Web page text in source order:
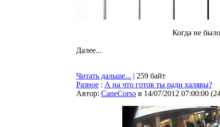
Когда не
Далее...
Читать дальше... | 259 байт
Разное : А на что готов ты ради халявы?
Автор: CaneCorso в 14/07/2012 07:00:00 (